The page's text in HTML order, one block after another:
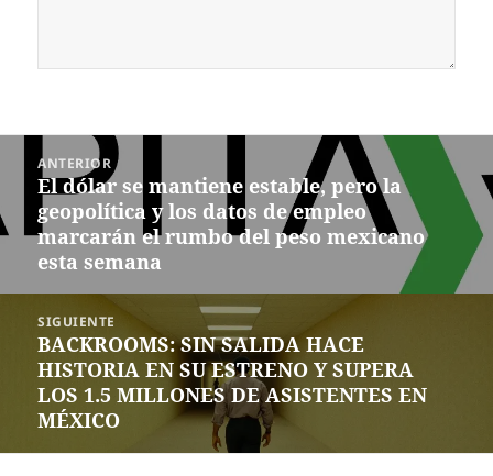
Navegación
entradas
ANTERIOR
Entrada
anterior:
El dólar se mantiene estable, pero la
geopolítica y los datos de empleo
marcarán el rumbo del peso mexicano
esta semana
SIGUIENTE
Siguiente
entrada:
BACKROOMS: SIN SALIDA HACE
HISTORIA EN SU ESTRENO Y SUPERA
LOS 1.5 MILLONES DE ASISTENTES EN
MÉXICO